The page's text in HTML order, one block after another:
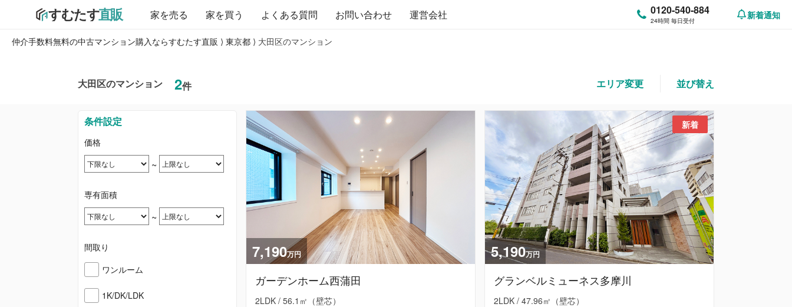
家を売る 家を買う よくある質問 お問い合わせ 運営会社 0120-540-884
24時間 毎日受付
新着通知
仲介手数料無料の中古マンション購入ならすむたす直販 ⟩ 東京都 ⟩ 大田区のマンション
大田区のマンション 2件 エリア変更 並び替え
条件設定
価格
~
専有面積
~
間取り
ワンルーム
1K/DK/LDK
7,190万円
ガーデンホーム西蒲田
2LDK / 56.1㎡（壁芯）
5,190万円
グランベルミューネス多摩川
2LDK / 47.96㎡（壁芯）
新着